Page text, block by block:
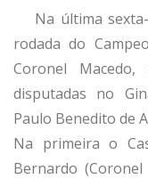
Na última
rodada do
Coronel
disputadas no
Paulo Benedito de
Na primeira o
Bernardo